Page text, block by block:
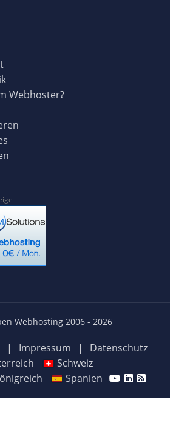
Webhoster?
Webhosting 2006 - 2026
| Impressum |
Datenschutz
Schweiz
Spanien